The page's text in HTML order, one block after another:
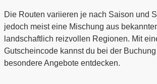
Die Routen variieren je nach Saison und
jedoch meist eine Mischung aus
landschaftlich reizvollen Regionen. Mit
Gutscheincode kannst du bei der
besondere Angebote entdecken.